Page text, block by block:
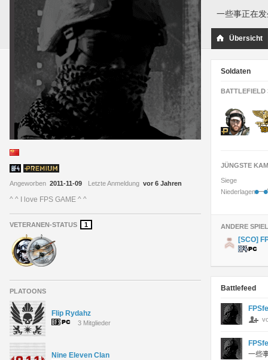
Angeworben 2011-11-09 Letzte Anmeldung vor 6 Jahren
^ ^ I love FPS GAME ^ ^
VETERANEN-STATUS 1
PLATOONS
Flip Rydahz
3 Mitglieder
Nine Eleven Clan
一些事正在
Übersicht
Soldaten
BATTLEFIELD
JÜNGSTE
Siege
Niederlagen• •
ANDERE
[SCO]
Battlefeed
一些